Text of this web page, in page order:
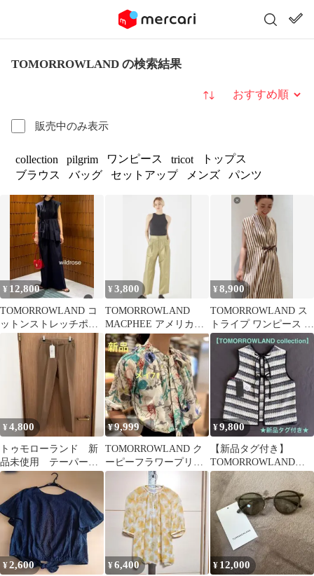
TOMORROWLAND の検索結果
販売中のみ表示
並び替え
collection pilgrim ワンピース tricot
トップス
ブラウス
バッグ セットアップ メンズ パンツ
¥ 12,800
TOMORROWLAND コ
ットンストレッチポプ
リンフロントマルチタ
ックパンツ
¥3,800
TOMORROWLAND
MACPHEE アメリカン
スリーブタンクトップ
¥8,900
TOMORROWLAND ス
トライプ ワンピース 36
ブラウン×ホワイト
¥4,800
トゥモローランド 新
品未使用 テーパード
パンツ
¥9,999
TOMORROWLAND ク
ーピーフラワープリン
ト ボウタイギャザー
ブラウス
¥9,800
【新品タグ付き】
TOMORROWLAND
collectionボーダー ジレ
¥2,600 ¥6,400 ¥ 12,000